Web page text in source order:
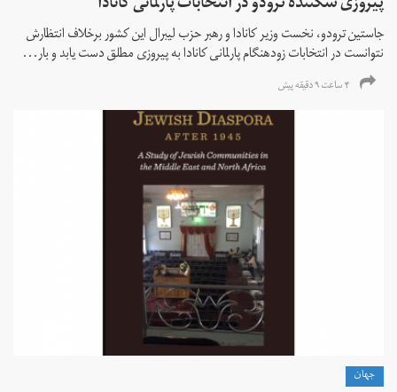
جاستین ترودو، نخست وزیر کانادا و رهبر حزب لیبرال این کشور برخلاف انتظارش
نتوانست در انتخابات زود‌هنگام پارلمانی کانادا به پیروزی مطلق دست یابد و بار...
۴ ساعت ۹ دقیقه پیش
جهان